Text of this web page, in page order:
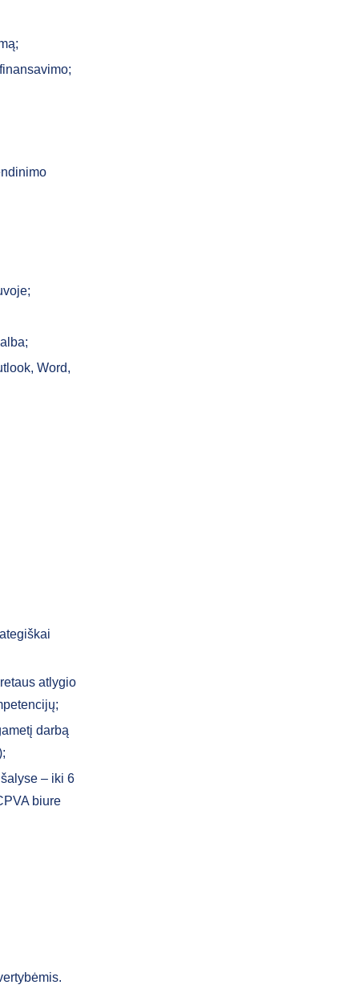
Word,
atlygio
darbą
– iki 6
biure